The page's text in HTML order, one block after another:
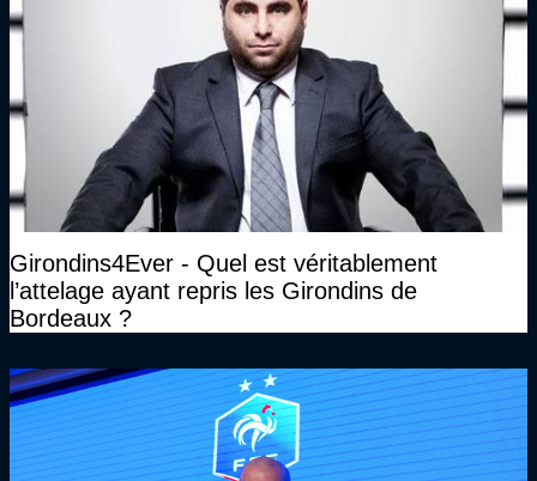
Girondins4Ever - Quel est véritablement
l’attelage ayant repris les Girondins de
Bordeaux ?